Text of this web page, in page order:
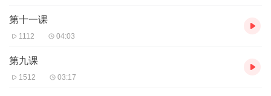
第十一课
1112 04:03
第九课
1512 03:17